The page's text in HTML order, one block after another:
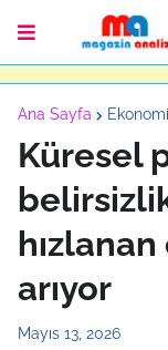
Ana Sayfa
Küresel
arıyor
Mayıs 13, 2026